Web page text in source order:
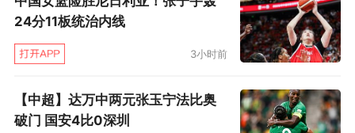
24分11板统治内线
3小时前
【中超】达万中两元张玉宁法比奥
破门 国安4比0深圳